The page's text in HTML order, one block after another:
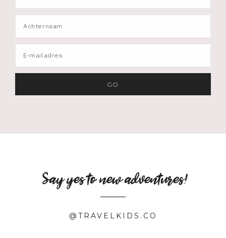
Say yes to new adventures!
@TRAVELKIDS.CO